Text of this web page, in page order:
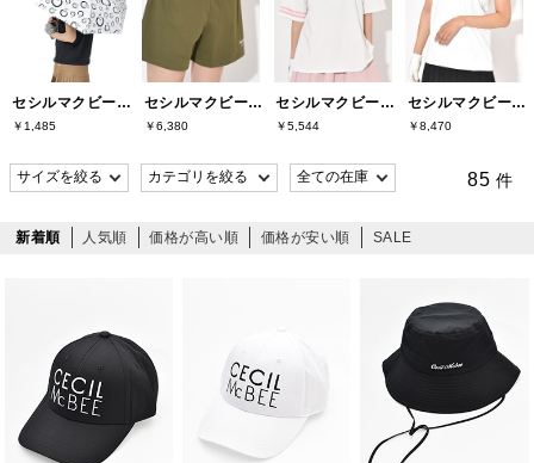
セシルマクビーグリーン(CECIL McBEE green)
￥1,485
セシルマクビーグリーン(CECIL McBEE green)
￥6,380
セシルマクビーグリーン(CECIL McBEE green)
￥5,544
セシルマクビーグリーン(CECIL McBEE green)
￥8,470
85 件
新着順 人気順 価格が高い順 価格が安い順 SALE